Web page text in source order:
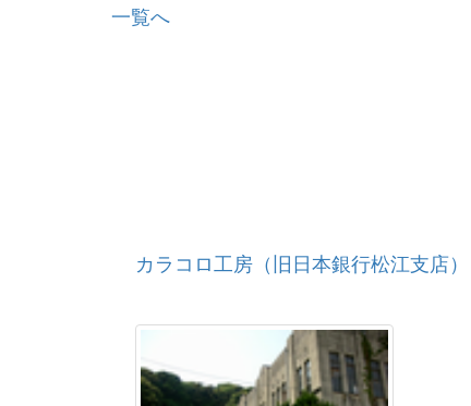
一覧へ
カラコロ工房（旧日本銀行松江支店）